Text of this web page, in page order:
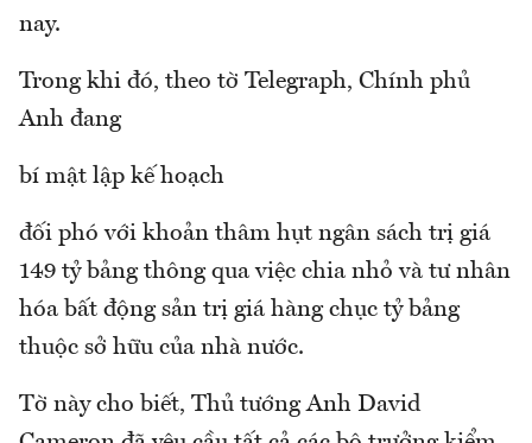
nay.
Trong khi đó, theo tờ Telegraph, Chính phủ
Anh đang
bí mật lập kế hoạch
đối phó với khoản thâm hụt ngân sách trị giá
149 tỷ bảng thông qua việc chia nhỏ và tư nhân
hóa bất động sản trị giá hàng chục tỷ bảng
thuộc sở hữu của nhà nước.
Tờ này cho biết, Thủ tướng Anh David